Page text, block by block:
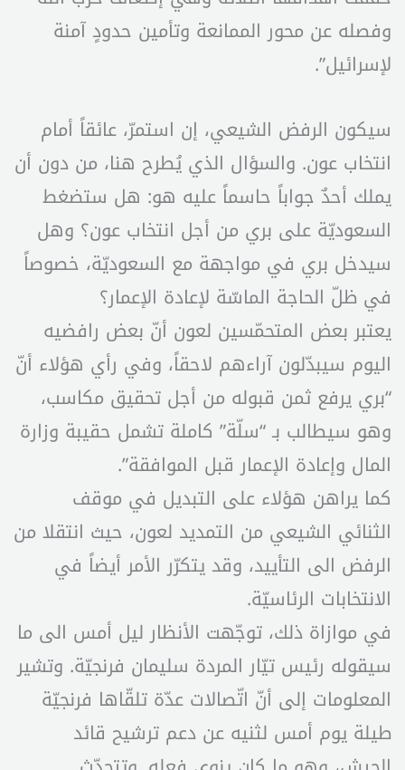
وفصله عن محور الممانعة وتأمين حدودٍ آمنة
لإسرائيل”.
سيكون الرفض الشيعي، إن استمرّ، عائقاً أمام
انتخاب عون. والسؤال الذي يُطرح هنا، من دون أن
يملك أحدٌ جواباً حاسماً عليه هو: هل ستضغط
السعوديّة على بري من أجل انتخاب عون؟ وهل
سيدخل بري في مواجهة مع السعوديّة، خصوصاً
في ظلّ الحاجة الماسّة لإعادة الإعمار؟
يعتبر بعض المتحمّسين لعون أنّ بعض رافضيه
اليوم سيبدّلون آراءهم لاحقاً، وفي رأي هؤلاء أنّ
“بري يرفع ثمن قبوله من أجل تحقيق مكاسب،
وهو سيطالب بـ “سلّة” كاملة تشمل حقيبة وزارة
المال وإعادة الإعمار قبل الموافقة”.
كما يراهن هؤلاء على التبديل في موقف
الثنائي الشيعي من التمديد لعون، حيث انتقلا من
الرفض الى التأييد، وقد يتكرّر الأمر أيضاً في
الانتخابات الرئاسيّة.
في موازاة ذلك، توجّهت الأنظار ليل أمس الى ما
سيقوله رئيس تيّار المردة سليمان فرنجيّة. وتشير
المعلومات إلى أنّ اتّصالات عدّة تلقّاها فرنجيّة
طيلة يوم أمس لثنيه عن دعم ترشيح قائد